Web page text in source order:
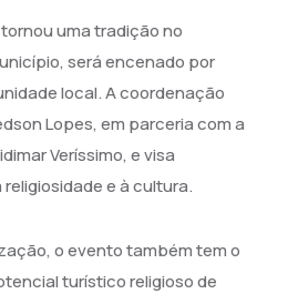
uma tradição no
será encenado por
local. A coordenação
Lopes, em parceria com a
Veríssimo, e visa
e à cultura.
o evento também tem o
turístico religioso de